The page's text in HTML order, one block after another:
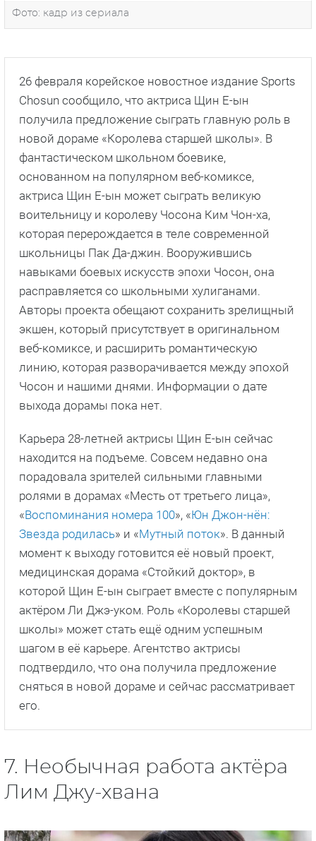
Фото: кадр из сериала
26 февраля корейское новостное издание Sports
Chosun сообщило, что актриса Щин Е-ын
получила предложение сыграть главную роль в
новой дораме «Королева старшей школы». В
фантастическом школьном боевике,
основанном на популярном веб-комиксе,
актриса Щин Е-ын может сыграть великую
воительницу и королеву Чосона Ким Чон-ха,
которая перерождается в теле современной
школьницы Пак Да-джин. Вооружившись
навыками боевых искусств эпохи Чосон, она
расправляется со школьными хулиганами.
Авторы проекта обещают сохранить зрелищный
экшен, который присутствует в оригинальном
веб-комиксе, и расширить романтическую
линию, которая разворачивается между эпохой
Чосон и нашими днями. Информации о дате
выхода дорамы пока нет.
Карьера 28-летней актрисы Щин Е-ын сейчас
находится на подъеме. Совсем недавно она
порадовала зрителей сильными главными
ролями в дорамах «Месть от третьего лица»,
«Воспоминания номера 100», «Юн Джон-нён:
Звезда родилась» и «Мутный поток». В данный
момент к выходу готовится её новый проект,
медицинская дорама «Стойкий доктор», в
которой Щин Е-ын сыграет вместе с популярным
актёром Ли Джэ-уком. Роль «Королевы старшей
школы» может стать ещё одним успешным
шагом в её карьере. Агентство актрисы
подтвердило, что она получила предложение
сняться в новой дораме и сейчас рассматривает
его.
7. Необычная работа актёра
Лим Джу-хвана